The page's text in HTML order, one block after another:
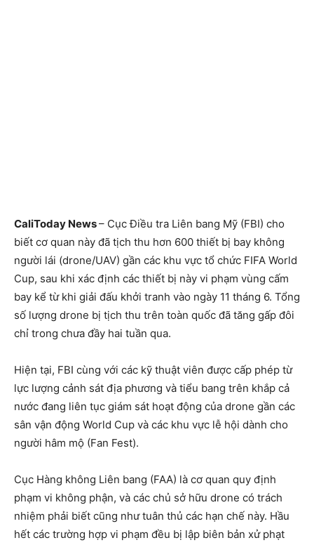
CaliToday News– Cục Điều tra Liên bang Mỹ (FBI) cho
biết cơ quan này đã tịch thu hơn 600 thiết bị bay không
người lái (drone/UAV) gần các khu vực tổ chức FIFA World
Cup, sau khi xác định các thiết bị này vi phạm vùng cấm
bay kể từ khi giải đấu khởi tranh vào ngày 11 tháng 6. Tổng
số lượng drone bị tịch thu trên toàn quốc đã tăng gấp đôi
chỉ trong chưa đầy hai tuần qua.
Hiện tại, FBI cùng với các kỹ thuật viên được cấp phép từ
lực lượng cảnh sát địa phương và tiểu bang trên khắp cả
nước đang liên tục giám sát hoạt động của drone gần các
sân vận động World Cup và các khu vực lễ hội dành cho
người hâm mộ (Fan Fest).
Cục Hàng không Liên bang (FAA) là cơ quan quy định
phạm vi không phận, và các chủ sở hữu drone có trách
nhiệm phải biết cũng như tuân thủ các hạn chế này. Hầu
hết các trường hợp vi phạm đều bị lập biên bản xử phạt